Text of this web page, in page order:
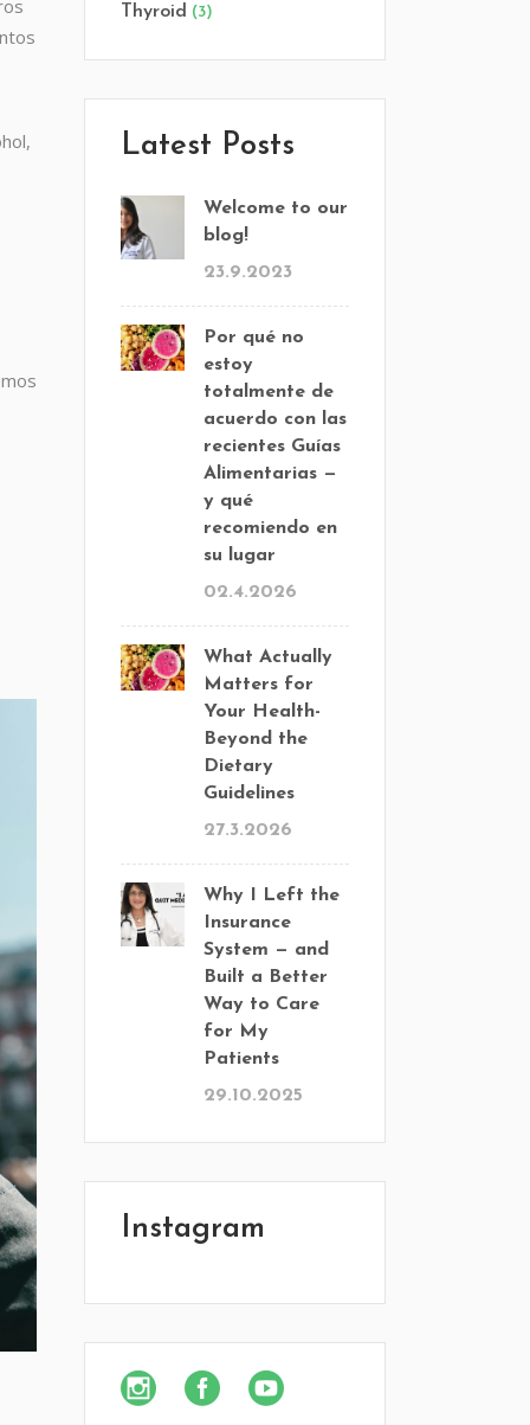
Thyroid (3)
Latest Posts
Welcome to our
blog!
23.9.2023
Por qué no
estoy
totalmente de
acuerdo con las
recientes Guías
Alimentarias —
y qué
recomiendo en
su lugar
02.4.2026
What Actually
Matters for
Your Health-
Beyond the
Dietary
Guidelines
27.3.2026
Why I Left the
Insurance
System — and
Built a Better
Way to Care
for My
Patients
29.10.2025
Instagram